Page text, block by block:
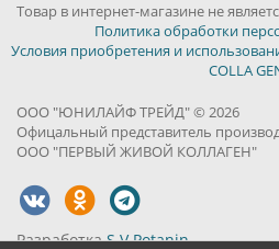
Товар в интернет-магазине не
Политика обработки
Условия приобретения и
COLLA
ООО "ЮНИЛАЙФ ТРЕЙД" © 2026
Офицальный представитель
ООО "ПЕРВЫЙ ЖИВОЙ КОЛЛАГЕН"
РазработкаS.V.Potanin